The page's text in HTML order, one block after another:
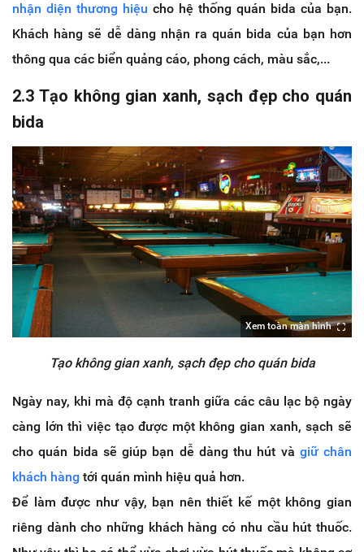
nhận diện thương hiệu cho hệ thống quán bida của bạn.
Khách hàng sẽ dễ dàng nhận ra quán bida của bạn hơn
thông qua các biển quảng cáo, phong cách, màu sắc,...
2.3 Tạo không gian xanh, sạch đẹp cho quán
bida
Xem toàn màn hình
Tạo không gian xanh, sạch đẹp cho quán bida
Ngày nay, khi mà độ cạnh tranh giữa các câu lạc bộ ngày
càng lớn thì việc tạo được một không gian xanh, sạch sẽ
cho quán bida sẽ giúp bạn dễ dàng thu hút và giữ chân
khách hàng tới quán mình hiệu quả hơn.
Để làm được như vậy, bạn nên thiết kế một không gian
riêng dành cho những khách hàng có nhu cầu hút thuốc.